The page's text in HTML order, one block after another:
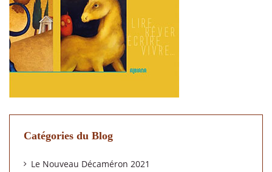
Catégories du Blog
Le Nouveau Décaméron 2021